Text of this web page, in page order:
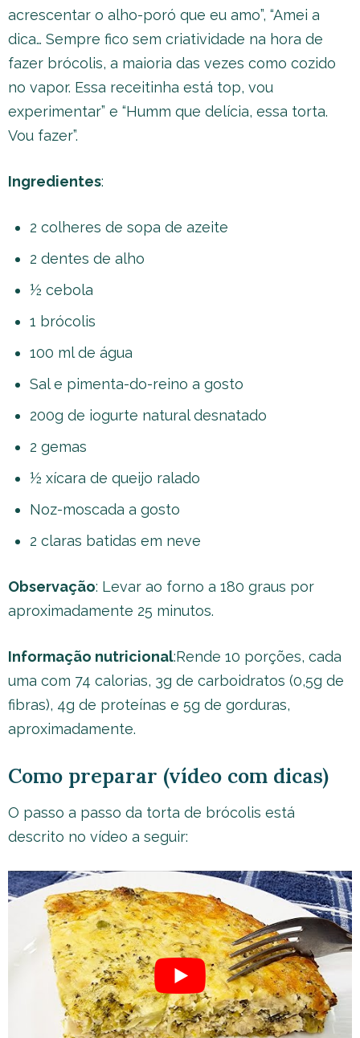
acrescentar o alho-poró que eu amo”, “Amei a
dica… Sempre fico sem criatividade na hora de
fazer brócolis, a maioria das vezes como cozido
no vapor. Essa receitinha está top, vou
experimentar” e “Humm que delícia, essa torta.
Vou fazer”.
Ingredientes:
2 colheres de sopa de azeite
2 dentes de alho
½ cebola
1 brócolis
100 ml de água
Sal e pimenta-do-reino a gosto
200g de iogurte natural desnatado
2 gemas
½ xícara de queijo ralado
Noz-moscada a gosto
2 claras batidas em neve
Observação: Levar ao forno a 180 graus por
aproximadamente 25 minutos.
Informação nutricional:Rende 10 porções, cada
uma com 74 calorias, 3g de carboidratos (0,5g de
fibras), 4g de proteínas e 5g de gorduras,
aproximadamente.
Como preparar (vídeo com dicas)
O passo a passo da torta de brócolis está
descrito no vídeo a seguir: